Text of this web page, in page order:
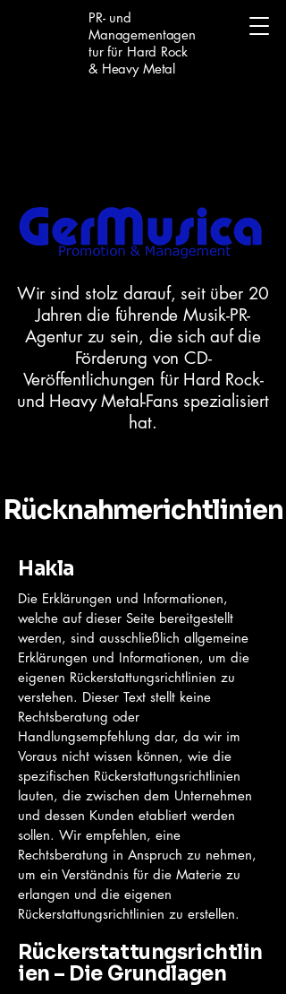
PR- und
Managementagen
tur für Hard Rock
& Heavy Metal
Wir sind stolz darauf, seit über 20
Jahren die führende Musik-PR-
Agentur zu sein, die sich auf die
Förderung von CD-
Veröffentlichungen für Hard Rock-
und Heavy Metal-Fans spezialisiert
hat.
Rücknahmerichtlinien
Hakla
Die Erklärungen und Informationen,
welche auf dieser Seite bereitgestellt
werden, sind ausschließlich allgemeine
Erklärungen und Informationen, um die
eigenen Rückerstattungsrichtlinien zu
verstehen. Dieser Text stellt keine
Rechtsberatung oder
Handlungsempfehlung dar, da wir im
Voraus nicht wissen können, wie die
spezifischen Rückerstattungsrichtlinien
lauten, die zwischen dem Unternehmen
und dessen Kunden etabliert werden
sollen. Wir empfehlen, eine
Rechtsberatung in Anspruch zu nehmen,
um ein Verständnis für die Materie zu
erlangen und die eigenen
Rückerstattungsrichtlinien zu erstellen.
Rückerstattungsrichtlin
ien – Die Grundlagen